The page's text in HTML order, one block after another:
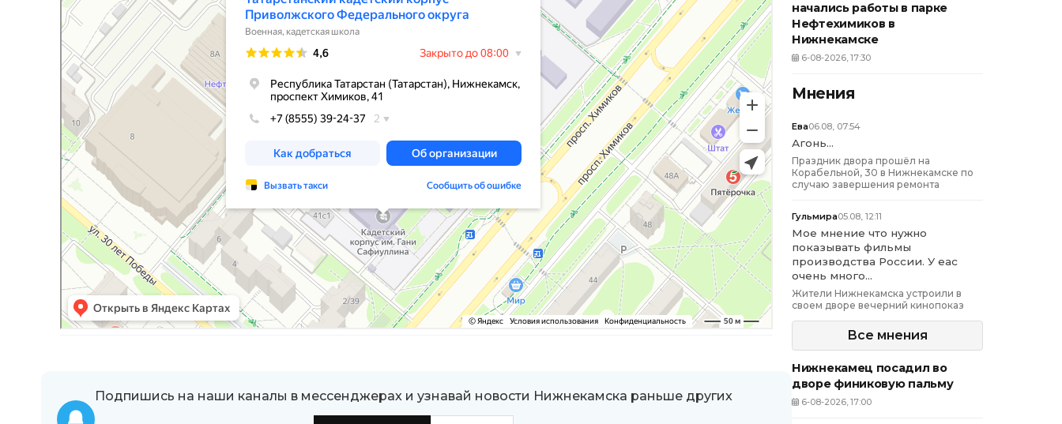
Подпишись на наши каналы в мессенджерах и узнавай новости Нижнекамска раньше других
начались работы в парке
Нефтехимиков в
Нижнекамске
6-08-2026, 17:30
Мнения
Ева06.08, 07:54
Агонь...
Праздник двора прошёл на
Корабельной, 30 в Нижнекамске по
случаю завершения ремонта
Гульмира05.08, 12:11
Мое мнение что нужно
показывать фильмы
производства России. У еас
очень много...
Жители Нижнекамска устроили в
своем дворе вечерний кинопоказ
Все мнения
Нижнекамец посадил во
дворе финиковую пальму
6-08-2026, 17:00